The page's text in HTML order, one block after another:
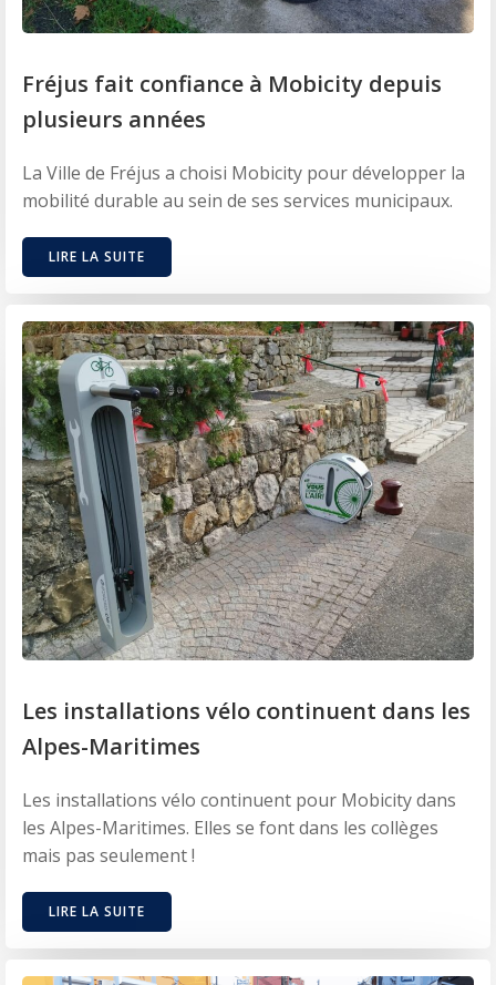
Fréjus fait confiance à Mobicity depuis
plusieurs années
La Ville de Fréjus a choisi Mobicity pour développer la
mobilité durable au sein de ses services municipaux.
LIRE LA SUITE
Les installations vélo continuent dans les
Alpes-Maritimes
Les installations vélo continuent pour Mobicity dans
les Alpes-Maritimes. Elles se font dans les collèges
mais pas seulement !
LIRE LA SUITE